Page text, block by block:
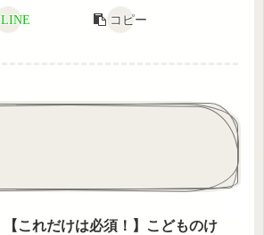
LINE コピー
【これだけは必須！】こどものけ